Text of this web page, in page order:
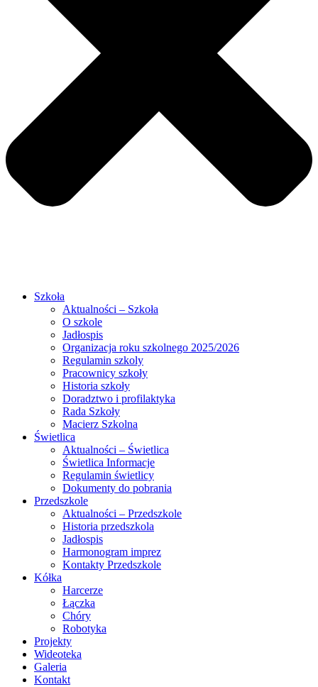
Szkoła
Aktualności – Szkoła
O szkole
Jadłospis
Organizacja roku szkolnego 2025/2026
Regulamin szkoly
Pracownicy szkoły
Historia szkoły
Doradztwo i profilaktyka
Rada Szkoły
Macierz Szkolna
Świetlica
Aktualności – Świetlica
Świetlica Informacje
Regulamin świetlicy
Dokumenty do pobrania
Przedszkole
Aktualności – Przedszkole
Historia przedszkola
Jadłospis
Harmonogram imprez
Kontakty Przedszkole
Kółka
Harcerze
Łączka
Chóry
Robotyka
Projekty
Wideoteka
Galeria
Kontakt